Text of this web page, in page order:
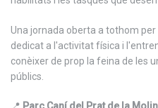
Una jornada oberta a tothom
dedicat a l'activitat física i
conèixer de prop la feina de les
públics.